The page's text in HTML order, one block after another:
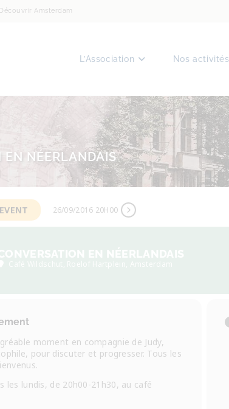
Amsterdam
L’Association Nos activités
EN NÉERLANDAIS
26/09/2016 20H00
moment en compagnie de Judy,
pour discuter et progresser. Tous les
les lundis, de 20h00-21h30, au café